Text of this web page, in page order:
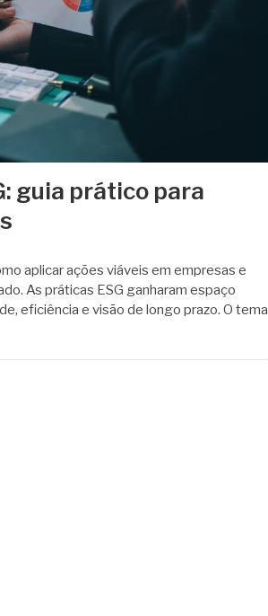
guia prático para
aplicar ações viáveis em empresas e
As práticas ESG ganharam espaço
eficiência e visão de longo prazo. O tema